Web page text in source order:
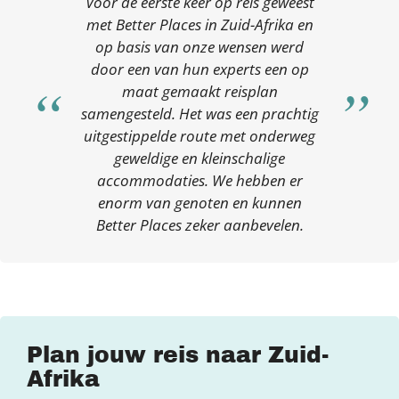
met Better Places in Zuid-Afrika en
op basis van onze wensen werd
door een van hun experts een op
maat gemaakt reisplan
samengesteld. Het was een prachtig
uitgestippelde route met onderweg
geweldige en kleinschalige
accommodaties. We hebben er
enorm van genoten en kunnen
Better Places zeker aanbevelen.
Plan jouw reis naar Zuid-
Afrika